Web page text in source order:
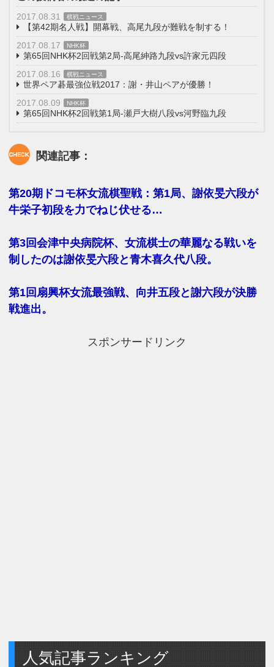
2017.08.31 棋戦ニュース
【第42期名人戦】開幕戦、高尾九段が難戦を制する！
2017.08.17
NHK杯
第65回NHK杯2回戦第2局-高尾紳路九段vs許家元四段
2017.08.16
棋戦ニュース
世界ペア碁最強位戦2017：謝・井山ペアが優勝！
2017.08.09
NHK杯
第65回NHK杯2回戦第1局-瀬戸大樹八段vs河野臨九段
関連記事：
第20期ドコモ杯女流棋聖戦：第1局、謝依旻六段が
牛栄子初段を力でねじ伏せる…
第3回会津中央病院杯、女流棋士の華麗なる戦いを
制したのは謝依旻六段と青木喜久代八段。
第1回扇興杯女流最強戦、向井五段と謝六段が決勝
戦進出。
スポンサードリンク
人気記事ランキング